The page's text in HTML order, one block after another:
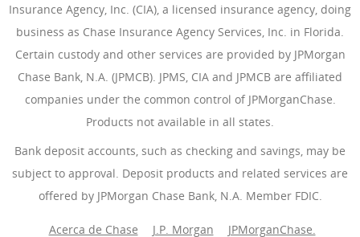
Insurance Agency, Inc. (CIA), a licensed insurance agency, doing
business as Chase Insurance Agency Services, Inc. in Florida.
Certain custody and other services are provided by JPMorgan
Chase Bank, N.A. (JPMCB). JPMS, CIA and JPMCB are affiliated
companies under the common control of JPMorganChase.
Products not available in all states.
Bank deposit accounts, such as checking and savings, may be
subject to approval. Deposit products and related services are
offered by JPMorgan Chase Bank, N.A. Member FDIC.
Acerca de Chase J.P. Morgan (Se abre en superposición)
JPMorganChase.